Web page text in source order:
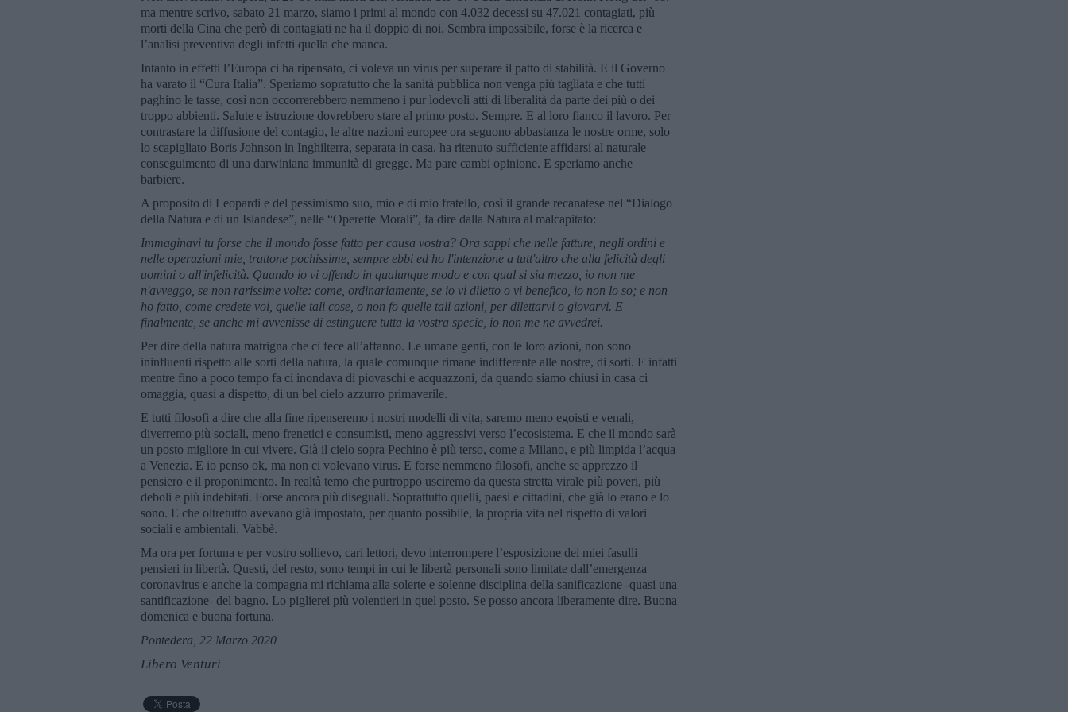
ma mentre scrivo, sabato 21 marzo, siamo i primi al mondo con 4.032 decessi su 47.021 contagiati, più
morti della Cina che però di contagiati ne ha il doppio di noi. Sembra impossibile, forse è la ricerca e
l’analisi preventiva degli infetti quella che manca.
Intanto in effetti l’Europa ci ha ripensato, ci voleva un virus per superare il patto di stabilità. E il Governo
ha varato il “Cura Italia”. Speriamo sopratutto che la sanità pubblica non venga più tagliata e che tutti
paghino le tasse, così non occorrerebbero nemmeno i pur lodevoli atti di liberalità da parte dei più o dei
troppo abbienti. Salute e istruzione dovrebbero stare al primo posto. Sempre. E al loro fianco il lavoro. Per
contrastare la diffusione del contagio, le altre nazioni europee ora seguono abbastanza le nostre orme, solo
lo scapigliato Boris Johnson in Inghilterra, separata in casa, ha ritenuto sufficiente affidarsi al naturale
conseguimento di una darwiniana immunità di gregge. Ma pare cambi opinione. E speriamo anche
barbiere.
A proposito di Leopardi e del pessimismo suo, mio e di mio fratello, così il grande recanatese nel “Dialogo
della Natura e di un Islandese”, nelle “Operette Morali”, fa dire dalla Natura al malcapitato:
Immaginavi tu forse che il mondo fosse fatto per causa vostra? Ora sappi che nelle fatture, negli ordini e
nelle operazioni mie, trattone pochissime, sempre ebbi ed ho l'intenzione a tutt'altro che alla felicità degli
uomini o all'infelicità. Quando io vi offendo in qualunque modo e con qual si sia mezzo, io non me
n'avveggo, se non rarissime volte: come, ordinariamente, se io vi diletto o vi benefico, io non lo so; e non
ho fatto, come credete voi, quelle tali cose, o non fo quelle tali azioni, per dilettarvi o giovarvi. E
finalmente, se anche mi avvenisse di estinguere tutta la vostra specie, io non me ne avvedrei.
Per dire della natura matrigna che ci fece all’affanno. Le umane genti, con le loro azioni, non sono
ininfluenti rispetto alle sorti della natura, la quale comunque rimane indifferente alle nostre, di sorti. E infatti
mentre fino a poco tempo fa ci inondava di piovaschi e acquazzoni, da quando siamo chiusi in casa ci
omaggia, quasi a dispetto, di un bel cielo azzurro primaverile.
E tutti filosofi a dire che alla fine ripenseremo i nostri modelli di vita, saremo meno egoisti e venali,
diverremo più sociali, meno frenetici e consumisti, meno aggressivi verso l’ecosistema. E che il mondo sarà
un posto migliore in cui vivere. Già il cielo sopra Pechino è più terso, come a Milano, e più limpida l’acqua
a Venezia. E io penso ok, ma non ci volevano virus. E forse nemmeno filosofi, anche se apprezzo il
pensiero e il proponimento. In realtà temo che purtroppo usciremo da questa stretta virale più poveri, più
deboli e più indebitati. Forse ancora più diseguali. Soprattutto quelli, paesi e cittadini, che già lo erano e lo
sono. E che oltretutto avevano già impostato, per quanto possibile, la propria vita nel rispetto di valori
sociali e ambientali. Vabbè.
Ma ora per fortuna e per vostro sollievo, cari lettori, devo interrompere l’esposizione dei miei fasulli
pensieri in libertà. Questi, del resto, sono tempi in cui le libertà personali sono limitate dall’emergenza
coronavirus e anche la compagna mi richiama alla solerte e solenne disciplina della sanificazione -quasi una
santificazione- del bagno. Lo piglierei più volentieri in quel posto. Se posso ancora liberamente dire. Buona
domenica e buona fortuna.
Pontedera, 22 Marzo 2020
Libero Venturi